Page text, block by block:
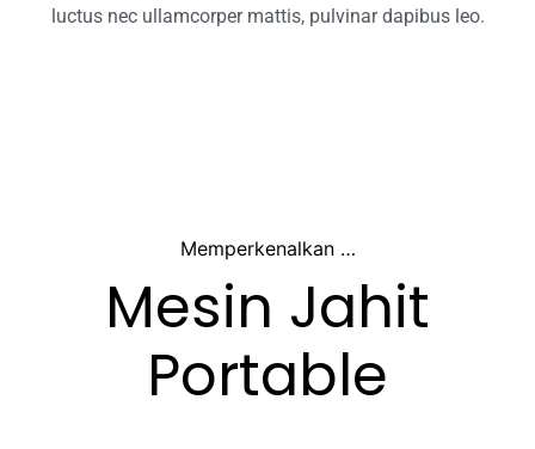
luctus nec ullamcorper mattis, pulvinar dapibus leo.​
Memperkenalkan …
Mesin Jahit
Portable